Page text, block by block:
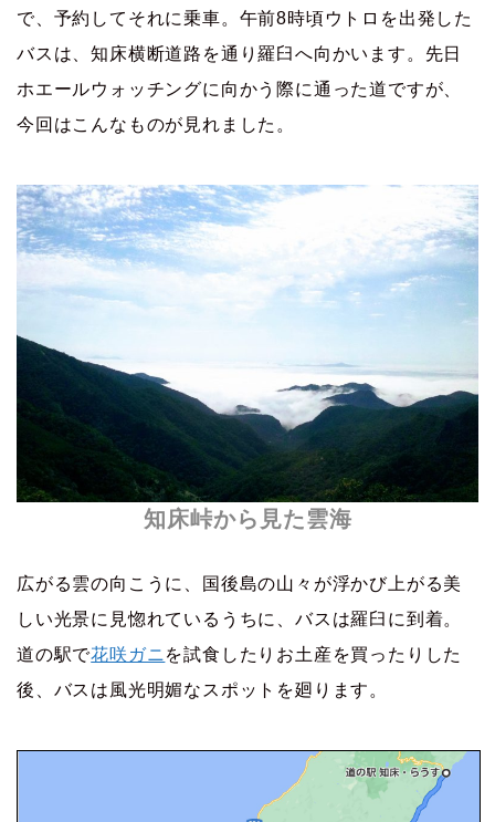
で、予約してそれに乗車。午前8時頃ウトロを出発した
バスは、知床横断道路を通り羅臼へ向かいます。先日
ホエールウォッチングに向かう際に通った道ですが、
今回はこんなものが見れました。
知床峠から見た雲海
広がる雲の向こうに、国後島の山々が浮かび上がる美
しい光景に見惚れているうちに、バスは羅臼に到着。
道の駅で花咲ガニ を試食したりお土産を買ったりした
後、バスは風光明媚なスポットを廻ります。